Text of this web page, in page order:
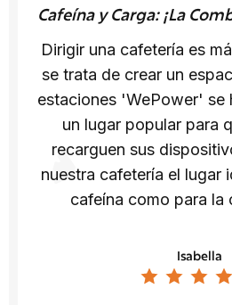
Cafeína y Carga: ¡La
Dirigir una cafetería es
se trata de crear un
estaciones 'WePower' se
un lugar popular para
recarguen sus
nuestra cafetería el lugar
cafeína como para la
Isabella